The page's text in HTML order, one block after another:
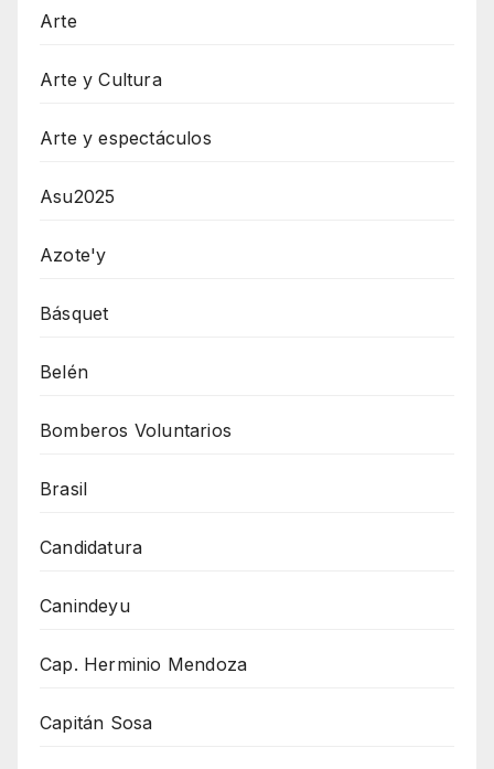
Arte
Arte y Cultura
Arte y espectáculos
Asu2025
Azote'y
Básquet
Belén
Bomberos Voluntarios
Brasil
Candidatura
Canindeyu
Cap. Herminio Mendoza
Capitán Sosa